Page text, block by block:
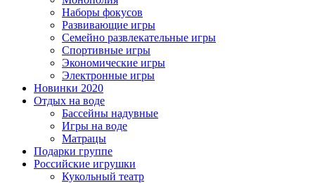
Наборы фокусов
Развивающие игры
Семейно развлекательные игры
Спортивные игры
Экономические игры
Электронные игры
Новинки 2020
Отдых на воде
Бассейны надувные
Игры на воде
Матрацы
Подарки группе
Российские игрушки
Кукольный театр